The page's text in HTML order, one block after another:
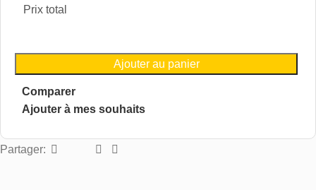
Prix total
Ajouter au panier
Comparer
Ajouter à mes souhaits
Partager: